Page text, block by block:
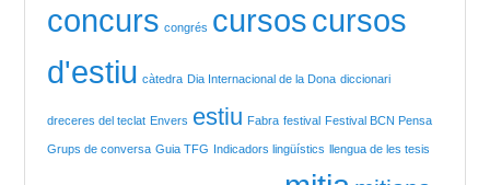
concurs congrés cursoscursos
d'estiu càtedra Dia Internacional de la Dona diccionari
dreceres del teclat Envers estiu Fabra festival Festival BCN Pensa
Grups de conversa Guia TFG Indicadors lingüístics llengua de les tesis